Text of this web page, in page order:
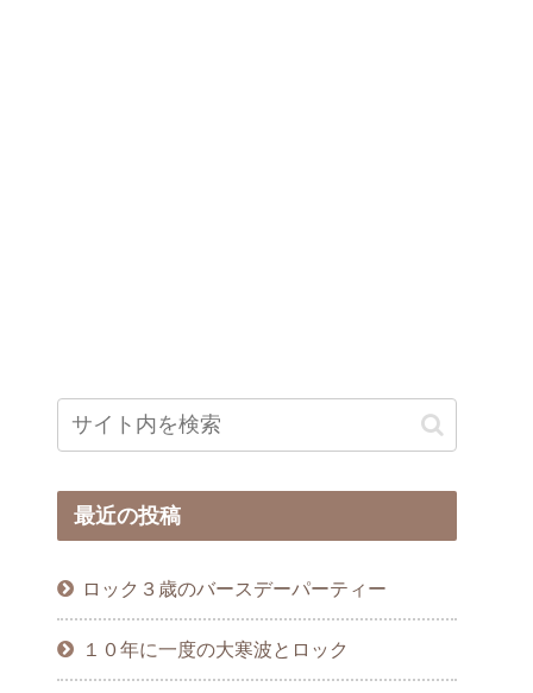
最近の投稿
ロック３歳のバースデーパーティー
１０年に一度の大寒波とロック